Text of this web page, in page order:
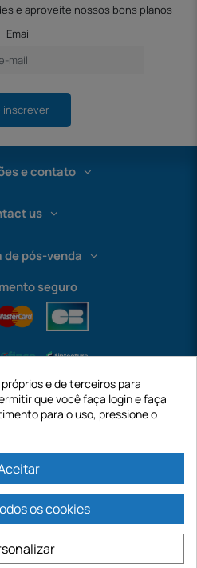
e aproveite nossos bons planos
Email
inscrever
e contato
us
de pós-venda
seguro
site da empresa GECODIS SA com um
Paradis - PARIS 75010 (FRANÇA). A
uma subsidiária da ODAYA ​​​​​​HOLDING com
2.750.640,00 EURO.
e de terceiros para
que você faça login e faça
para o uso, pressione o
os cookies